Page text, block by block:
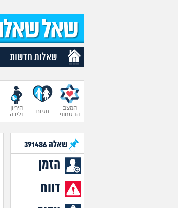
שאלות חדשות
המצב
הבטחוני
זוגיות
היריון
ולידה
שאלה391486
הזמן
דווח